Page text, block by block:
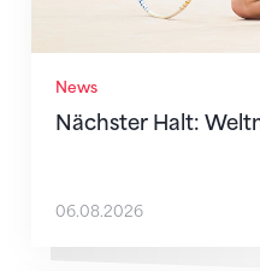
News
Nächster Halt:
06.08.2026